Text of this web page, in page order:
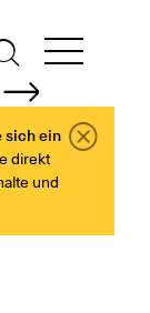
sich ein
direkt
und